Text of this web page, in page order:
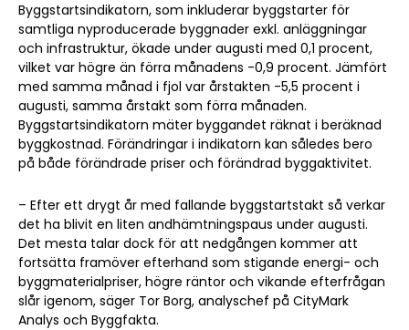
Byggstartsindikatorn, som inkluderar byggstarter för
samtliga nyproducerade byggnader exkl. anläggningar
och infrastruktur, ökade under augusti med 0,1 procent,
vilket var högre än förra månadens -0,9 procent. Jämfört
med samma månad i fjol var årstakten -5,5 procent i
augusti, samma årstakt som förra månaden.
Byggstartsindikatorn mäter byggandet räknat i beräknad
byggkostnad. Förändringar i indikatorn kan således bero
på både förändrade priser och förändrad byggaktivitet.
– Efter ett drygt år med fallande byggstartstakt så verkar
det ha blivit en liten andhämtningspaus under augusti.
Det mesta talar dock för att nedgången kommer att
fortsätta framöver efterhand som stigande energi- och
byggmaterialpriser, högre räntor och vikande efterfrågan
slår igenom, säger Tor Borg, analyschef på CityMark
Analys och Byggfakta.